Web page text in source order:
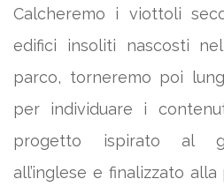
Calcheremo i viottoli
edifici insoliti nascosti
parco, torneremo poi
per individuare i
progetto ispirato al
all’inglese e finalizzato